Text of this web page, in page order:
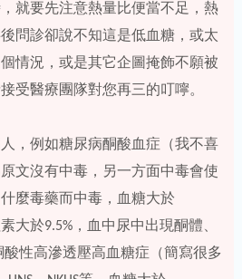
就要先注意熱量比便當不足，熱
問診卻說不知這是低血糖，或太
情況，或是其它企圖掩飾不願被
受醫療團隊對您再三的叮嚀。
，例如糖尿病酮酸血症（我不喜
文沒有中毒，另一方面中毒會使
麼毒藥而中毒，血糖大於
大於9.5%，血中尿中出現酮體、
性高滲透壓高血糖症（簡寫很多